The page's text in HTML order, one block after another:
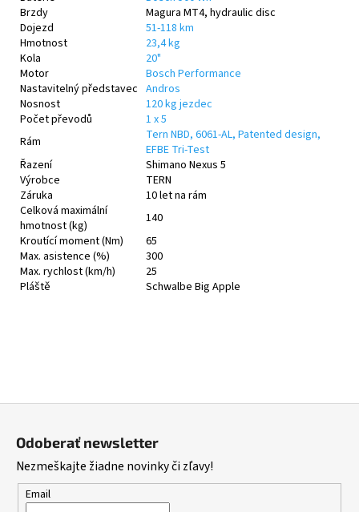
Brzdy
Magura MT4, hydraulic disc
Dojezd
51-118 km
Hmotnost
23,4 kg
Kola
20"
Motor
Bosch Performance
Nastavitelný představec Andros
Nosnost
120 kg jezdec
Počet převodů
1 x 5
Rám
Tern NBD, 6061-AL, Patented design,
EFBE Tri-Test
Řazení
Shimano Nexus 5
Výrobce
TERN
Záruka
10 let na rám
Celková maximální
hmotnost (kg)
140
Kroutící moment (Nm)
65
Max. asistence (%)
300
Max. rychlost (km/h)
25
Pláště
Schwalbe Big Apple
Odoberať newsletter
Nezmeškajte žiadne novinky či zľavy!
Email